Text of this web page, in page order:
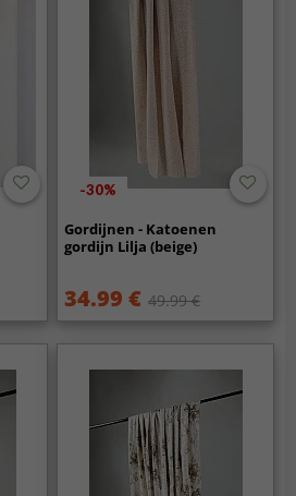
-30%
Gordijnen - Katoenen
gordijn Lilja (beige)
34.99 € 49.99 €